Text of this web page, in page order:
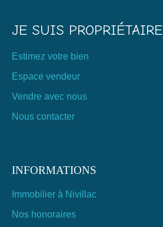
JE SUIS PROPRIÉTAIRE
Estimez votre bien
Espace vendeur
Vendre avec nous
Nous contacter
INFORMATIONS
Immobilier à Nivillac
Nos honoraires